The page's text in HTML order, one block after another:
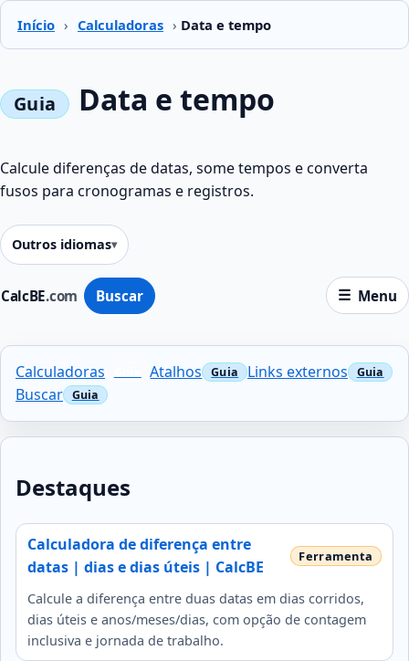
Início › Calculadoras › Data e tempo
CalcBE.com Buscar Menu
Data e tempo
Calcule diferenças de datas, some tempos e converta
fusos para cronogramas e registros.
Outros idiomas
Calculadoras Atalhos
Links externos
Buscar
Destaques
Calculadora de diferença entre
datas | dias e dias úteis | CalcBE
Calcule a diferença entre duas datas em dias corridos,
dias úteis e anos/meses/dias, com opção de contagem
inclusiva e jornada de trabalho.